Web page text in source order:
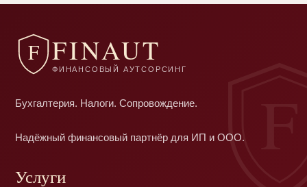
F FINAUT
ФИНАНСОВЫЙ АУТСОРСИНГ
Бухгалтерия. Налоги. Сопровождение.
Надёжный финансовый партнёр для ИП и ООО.
Услуги